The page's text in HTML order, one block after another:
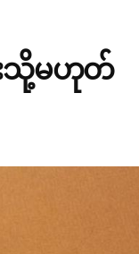
းသို့မဟုတ်